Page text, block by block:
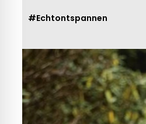
#Echtontspannen